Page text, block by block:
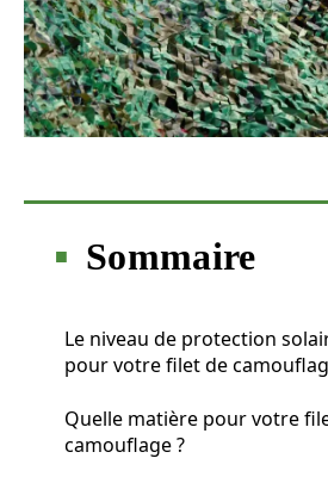
Sommaire
Le niveau de protection
pour votre filet de
Quelle matière pour votre
camouflage ?